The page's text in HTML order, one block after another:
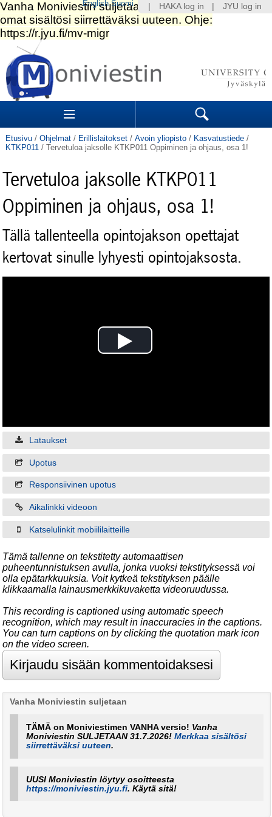
Siirry
sisältöön.
|
Siirry
navigointiin
Sections Search
Etusivu / Ohjelmat / Erillislaitokset / Avoin yliopisto / Kasvatustiede /
KTKP011 / Tervetuloa jaksolle KTKP011 Oppiminen ja ohjaus, osa 1!
Tervetuloa jaksolle KTKP011
Oppiminen ja ohjaus, osa 1!
Tällä tallenteella opintojakson opettajat
kertovat sinulle lyhyesti opintojaksosta.
Play
Lataukset
Upotus
Responsiivinen upotus
Aikalinkki videoon
Katselulinkit mobiililaitteille
Tämä tallenne on tekstitetty automaattisen
puheentunnistuksen avulla, jonka vuoksi tekstityksessä voi
olla epätarkkuuksia. Voit kytkeä tekstityksen päälle
klikkaamalla lainausmerkkikuvaketta videoruudussa.
This recording is captioned using automatic speech
recognition, which may result in inaccuracies in the captions.
You can turn captions on by clicking the quotation mark icon
on the video screen.
Vanha Moniviestin suljetaan
TÄMÄ on Moniviestimen VANHA versio! Vanha
Moniviestin SULJETAAN 31.7.2026!Merkkaa sisältösi
siirrettäväksi uuteen.
UUSI Moniviestin löytyy osoitteesta
https://moniviestin.jyu.fi. Käytä sitä!
HAKA log in JYU log in
English Suomi